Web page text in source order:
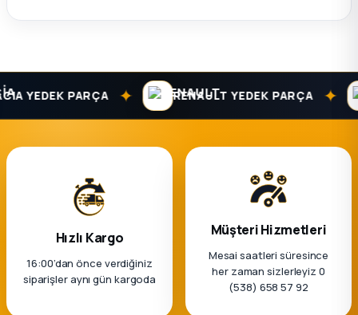
YEDEK PARÇA ✦ RENAULT YEDEK PARÇA ✦
Hızlı Kargo
16:00’dan önce verdiğiniz
siparişler aynı gün kargoda
Müşteri Hizmetleri
Mesai saatleri süresince
her zaman sizlerleyiz 0
(538) 658 57 92